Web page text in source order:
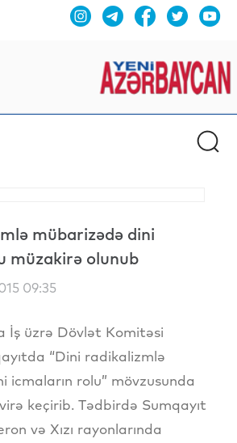
mübarizədə dini
müzakirə olunub
09:35
İş üzrə Dövlət Komitəsi
“Dini radikalizmlə
icmaların rolu” mövzusunda
keçirib. Tədbirdə Sumqayıt
və Xızı rayonlarında